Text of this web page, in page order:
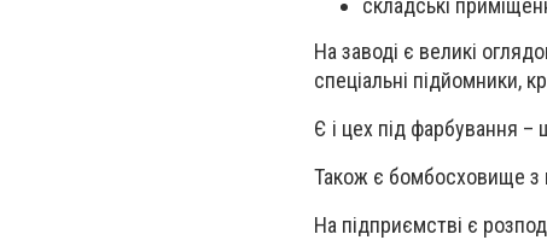
На заводі є великі
спеціальні підйомники,
Є і цех під фарбування
Також є бомбосховище з
На підприємстві є